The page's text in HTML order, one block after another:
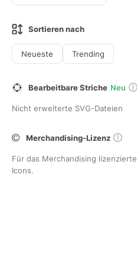
Sortieren nach
Neueste Trending
Bearbeitbare Striche Neu
Nicht erweiterte SVG-Dateien
Merchandising-Lizenz
Für das Merchandising lizenzierte
Icons.